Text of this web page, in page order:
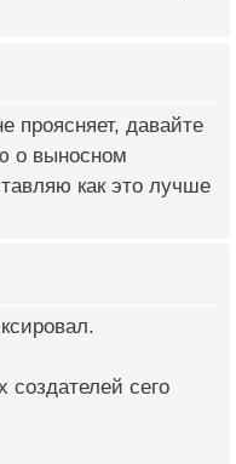
проясняет, давайте
о выносном
как это лучше
создателей сего